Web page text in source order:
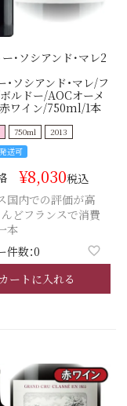
ー･ソシアンド･マレ2
・ソシアンド・マレ/フ
ルドー/AOCオーメ
ワイン/750ml/1本
750ml
2013
送可
¥8,030税込
国内での評価が高
んどフランスで消費
本
件数：0
カートに入れる